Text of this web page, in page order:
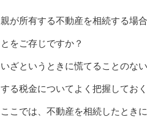
親が所有する不動産を相続する場
とをご存じですか？
いざというときに慌てることのな
する税金についてよく把握してお
ここでは、不動産を相続したとき